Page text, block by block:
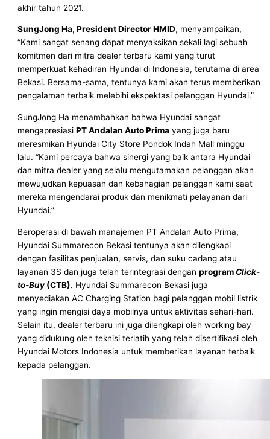
akhir tahun 2021.
SungJong Ha, President Director HMID, menyampaikan,
“Kami sangat senang dapat menyaksikan sekali lagi sebuah
komitmen dari mitra dealer terbaru kami yang turut
memperkuat kehadiran Hyundai di Indonesia, terutama di area
Bekasi. Bersama-sama, tentunya kami akan terus memberikan
pengalaman terbaik melebihi ekspektasi pelanggan Hyundai.”
SungJong Ha menambahkan bahwa Hyundai sangat
mengapresiasiPT Andalan Auto Prima yang juga baru
meresmikan Hyundai City Store Pondok Indah Mall minggu
lalu. “Kami percaya bahwa sinergi yang baik antara Hyundai
dan mitra dealer yang selalu mengutamakan pelanggan akan
mewujudkan kepuasan dan kebahagian pelanggan kami saat
mereka mengendarai produk dan menikmati pelayanan dari
Hyundai.”
Beroperasi di bawah manajemen PT Andalan Auto Prima,
Hyundai Summarecon Bekasi tentunya akan dilengkapi
dengan fasilitas penjualan, servis, dan suku cadang atau
layanan 3S dan juga telah terintegrasi denganprogram Click-
to-Buy(CTB). Hyundai Summarecon Bekasi juga
menyediakan AC Charging Station bagi pelanggan mobil listrik
yang ingin mengisi daya mobilnya untuk aktivitas sehari-hari.
Selain itu, dealer terbaru ini juga dilengkapi oleh working bay
yang didukung oleh teknisi terlatih yang telah disertifikasi oleh
Hyundai Motors Indonesia untuk memberikan layanan terbaik
kepada pelanggan.